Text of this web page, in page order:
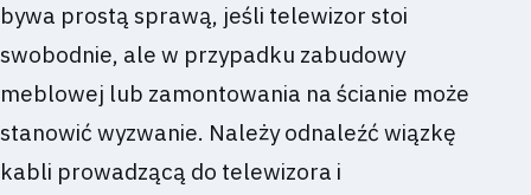
bywa prostą sprawą, jeśli telewizor stoi
swobodnie, ale w przypadku zabudowy
meblowej lub zamontowania na ścianie może
stanowić wyzwanie. Należy odnaleźć wiązkę
kabli prowadzącą do telewizora i